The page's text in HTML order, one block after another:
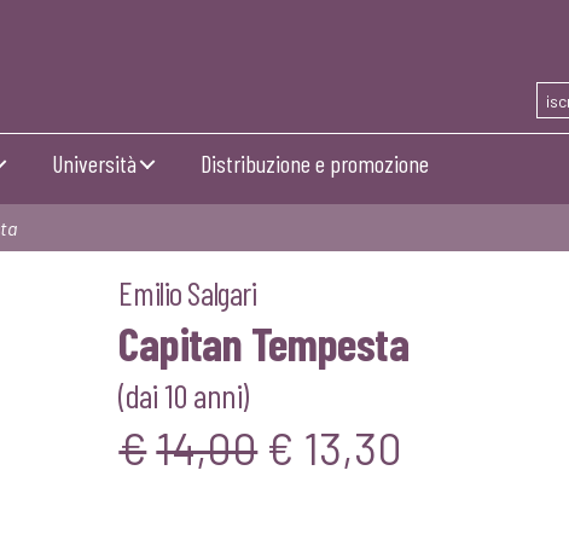
Università Distribuzione e promozione
Emilio Salgari
Capitan Tempesta
(dai 10 anni)
€14,00 Il
€ 13,30